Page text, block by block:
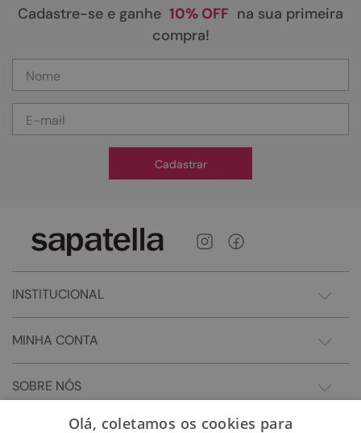
Cadastre-se e ganhe 10% OFF na sua primeira
compra!
Cadastrar
INSTITUCIONAL
MINHA CONTA
SOBRE NÓS
Olá, coletamos os cookies para